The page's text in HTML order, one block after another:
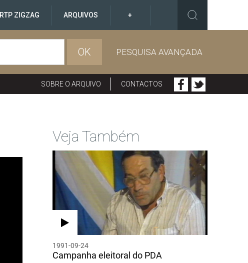
RTP ZIGZAG ARQUIVOS +
OK PESQUISA AVANÇADA
SOBRE O ARQUIVO CONTACTOS
Veja Também
1991-09-24
Campanha eleitoral do PDA